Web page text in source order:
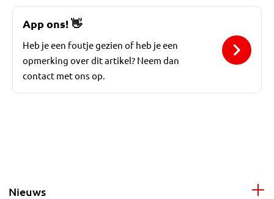
App ons!👋
Heb je een foutje gezien of heb je een
opmerking over dit artikel? Neem dan
contact met ons op.
Nieuws